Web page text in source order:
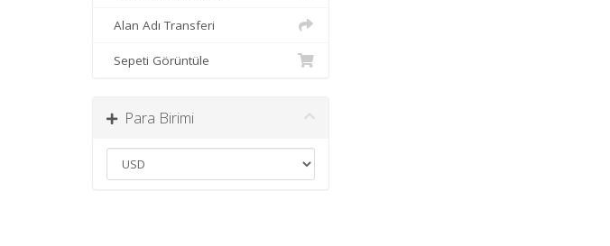
Alan Adı Transferi
Sepeti Görüntüle
Para Birimi